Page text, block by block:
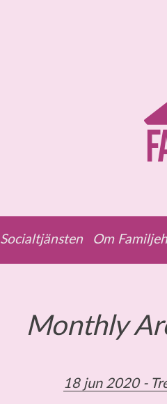
Socialtjänsten Om
Monthly
18 jun 2020 -